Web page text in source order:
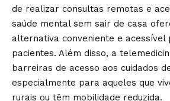
de realizar consultas remotas e
saúde mental sem sair de casa
alternativa conveniente e acessível
pacientes. Além disso, a
barreiras de acesso aos cuidados
especialmente para aqueles que
rurais ou têm mobilidade reduzida.